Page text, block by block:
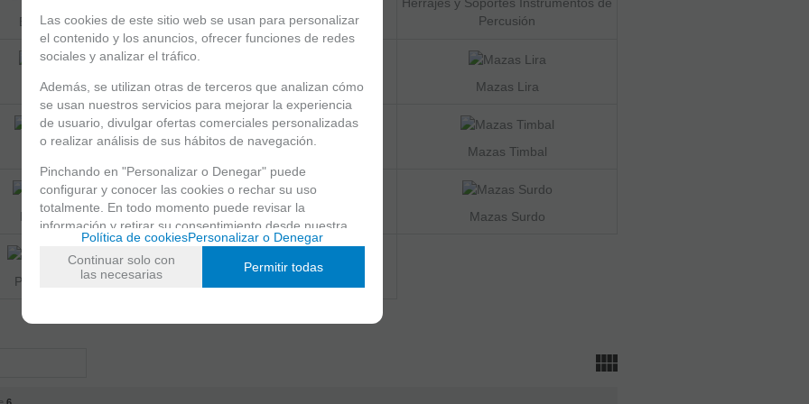
Escobillas / Rods Fundas y Estuches percusión
Herrajes y Soportes Instrumentos de
Percusión
Baquetas Caja Mazas Bombo/Gong Mazas Lira
Mazas Multipercusión Mazas Timbal
Mazas Vibráfono Mazas Xilófono Mazas Surdo
Parches Percusión
Las cookies de este sitio web se usan para personalizar
el contenido y los anuncios, ofrecer funciones de redes
sociales y analizar el tráfico.
Además, se utilizan otras de terceros que analizan cómo
se usan nuestros servicios para mejorar la experiencia
de usuario, divulgar ofertas comerciales personalizadas
o realizar análisis de sus hábitos de navegación.
Pinchando en "Personalizar o Denegar" puede
configurar y conocer las cookies o rechar su uso
totalmente. En todo momento puede revisar la
información y retirar su consentimiento desde nuestra
sección de política de cookies.
Política de cookiesPersonalizar o Denegar
Continuar solo con
las necesarias
Permitir todas